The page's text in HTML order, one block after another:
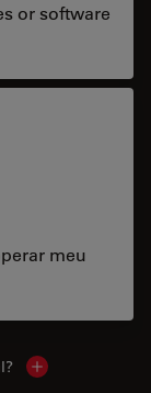
or software
meu
Show local